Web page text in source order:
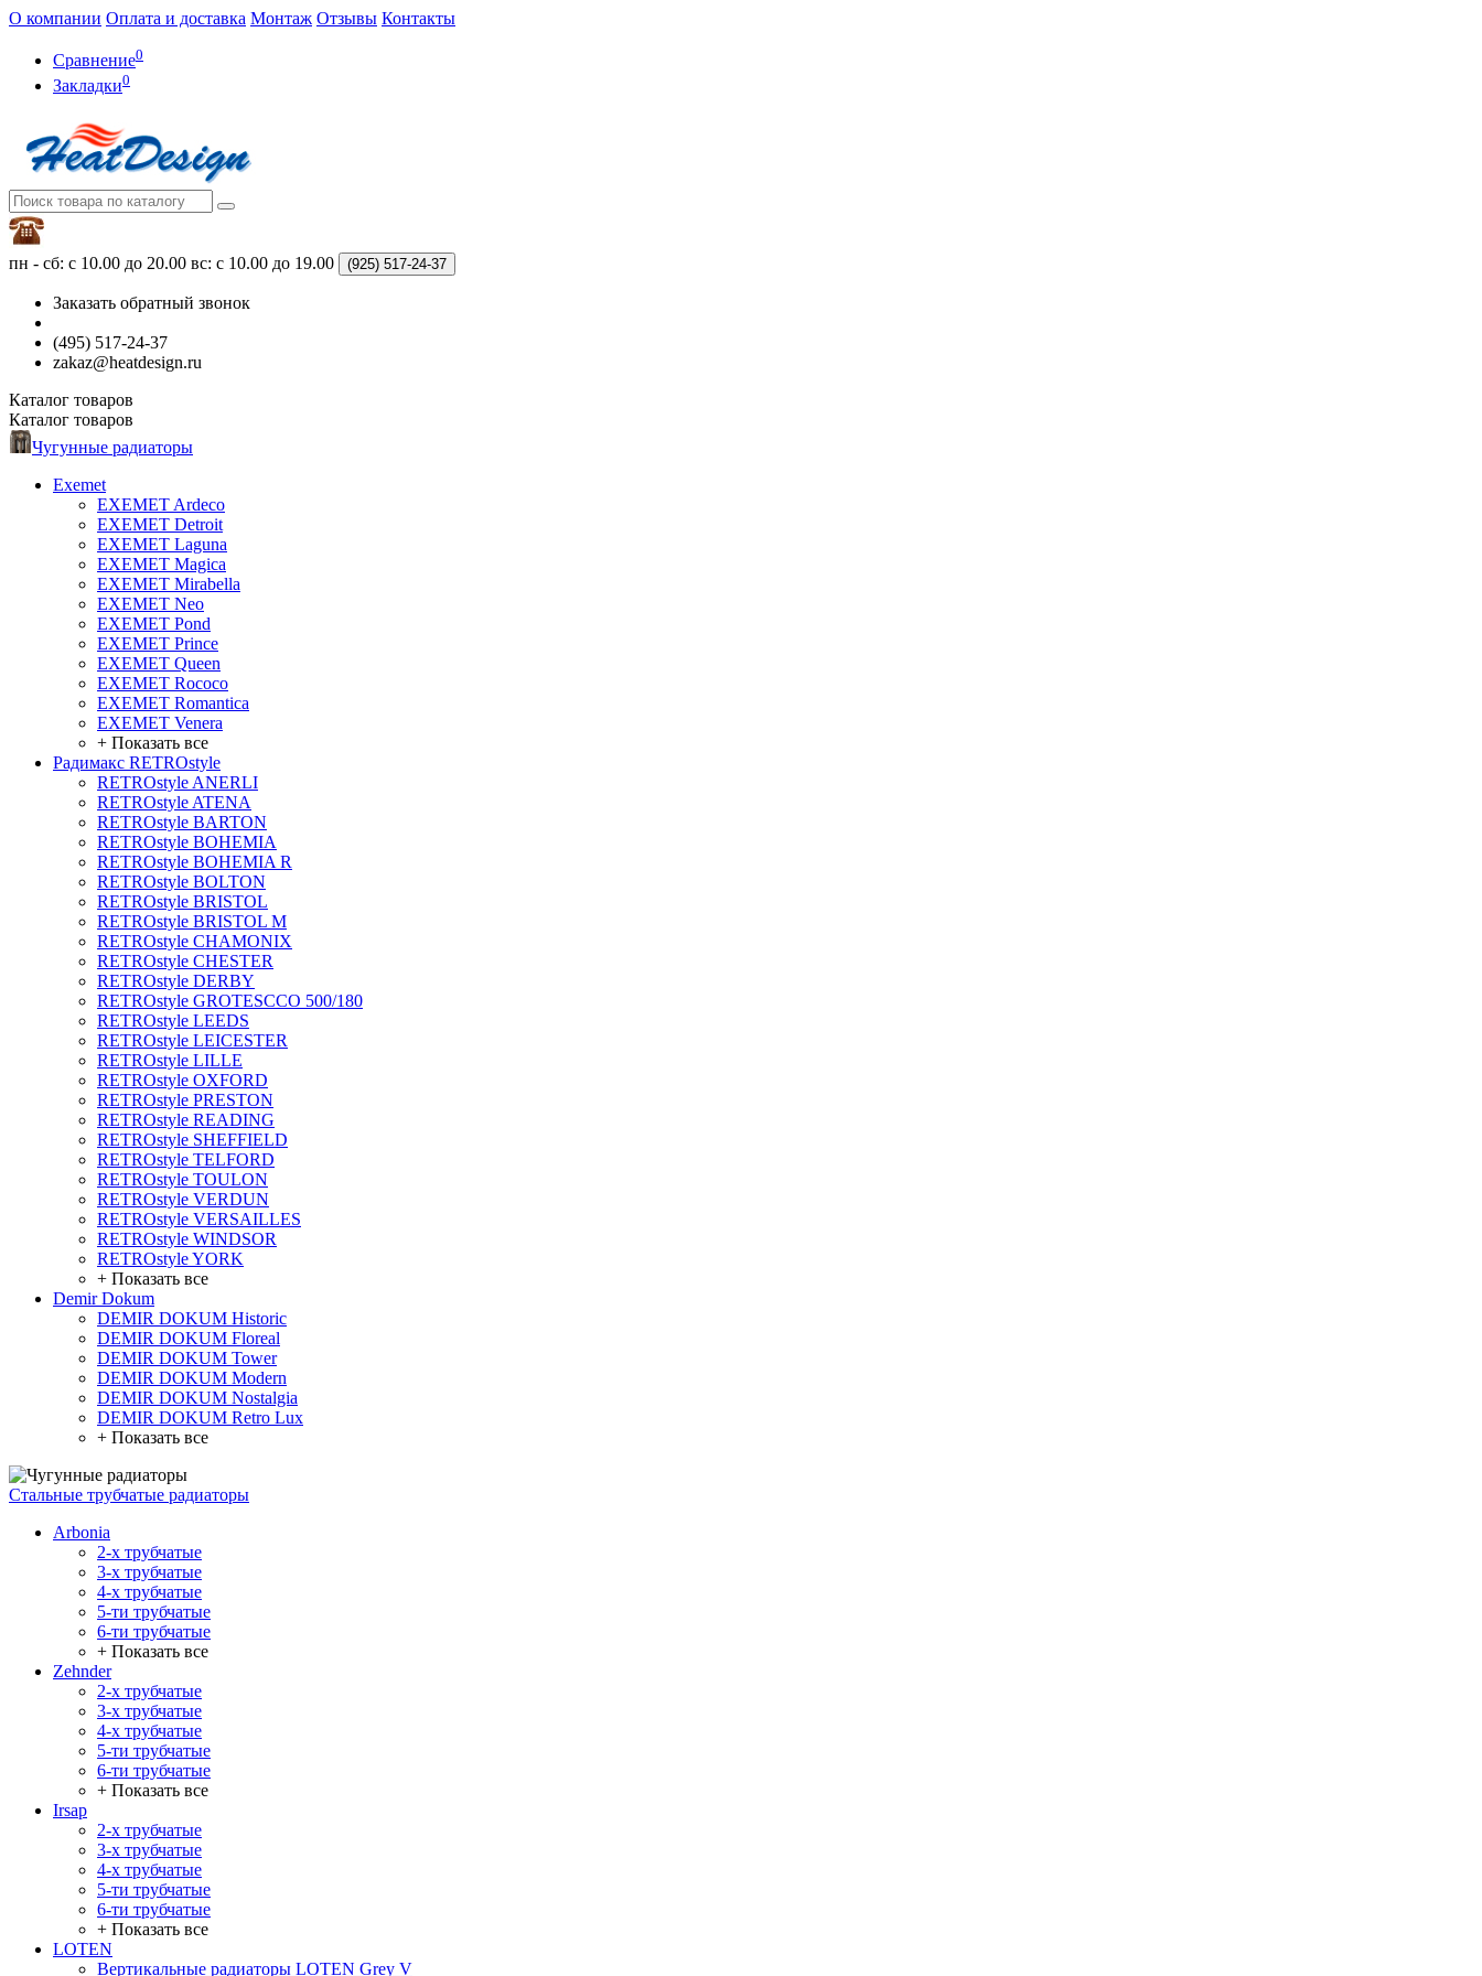
О компании Оплата и доставка Монтаж Отзывы Контакты
Сравнение0
Закладки0
пн - сб: с 10.00 до 20.00 вс: с 10.00 до 19.00 (925) 517-24-37
Заказать обратный звонок
(495) 517-24-37
zakaz@heatdesign.ru
Каталог товаров
Каталог товаров
Чугунные радиаторы
Exemet
EXEMET Ardeco
EXEMET Detroit
EXEMET Laguna
EXEMET Magica
EXEMET Mirabella
EXEMET Neo
EXEMET Pond
EXEMET Prince
EXEMET Queen
EXEMET Rococo
EXEMET Romantica
EXEMET Venera
+ Показать все
Радимакс RETROstyle
RETROstyle ANERLI
RETROstyle ATENA
RETROstyle BARTON
RETROstyle BOHEMIA
RETROstyle BOHEMIA R
RETROstyle BOLTON
RETROstyle BRISTOL
RETROstyle BRISTOL M
RETROstyle CHAMONIX
RETROstyle CHESTER
RETROstyle DERBY
RETROstyle GROTESCCO 500/180
RETROstyle LEEDS
RETROstyle LEICESTER
RETROstyle LILLE
RETROstyle OXFORD
RETROstyle PRESTON
RETROstyle READING
RETROstyle SHEFFIELD
RETROstyle TELFORD
RETROstyle TOULON
RETROstyle VERDUN
RETROstyle VERSAILLES
RETROstyle WINDSOR
RETROstyle YORK
+ Показать все
Demir Dokum
DEMIR DOKUM Historic
DEMIR DOKUM Floreal
DEMIR DOKUM Tower
DEMIR DOKUM Modern
DEMIR DOKUM Nostalgia
DEMIR DOKUM Retro Lux
+ Показать все
Стальные трубчатые радиаторы
Arbonia
2-х трубчатые
3-х трубчатые
4-х трубчатые
5-ти трубчатые
6-ти трубчатые
+ Показать все
Zehnder
2-х трубчатые
3-х трубчатые
4-х трубчатые
5-ти трубчатые
6-ти трубчатые
+ Показать все
Irsap
2-х трубчатые
3-х трубчатые
4-х трубчатые
5-ти трубчатые
6-ти трубчатые
+ Показать все
LOTEN
Вертикальные радиаторы LOTEN Grey V